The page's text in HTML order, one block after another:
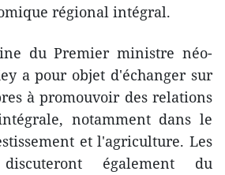
régional ​intégral.
du Premier ministre néo-
a pour objet d'échanger sur
à promouvoir des relations
notamment dans le
et l'agriculture. Les
également du